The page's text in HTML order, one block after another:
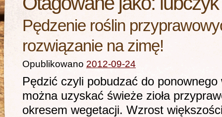
Pędzenie roślin
rozwiązanie na zimę!
Opublikowano 2012-09-24
Pędzić czyli pobudzać do
można uzyskać świeże zioła
okresem wegetacji. Wzrost